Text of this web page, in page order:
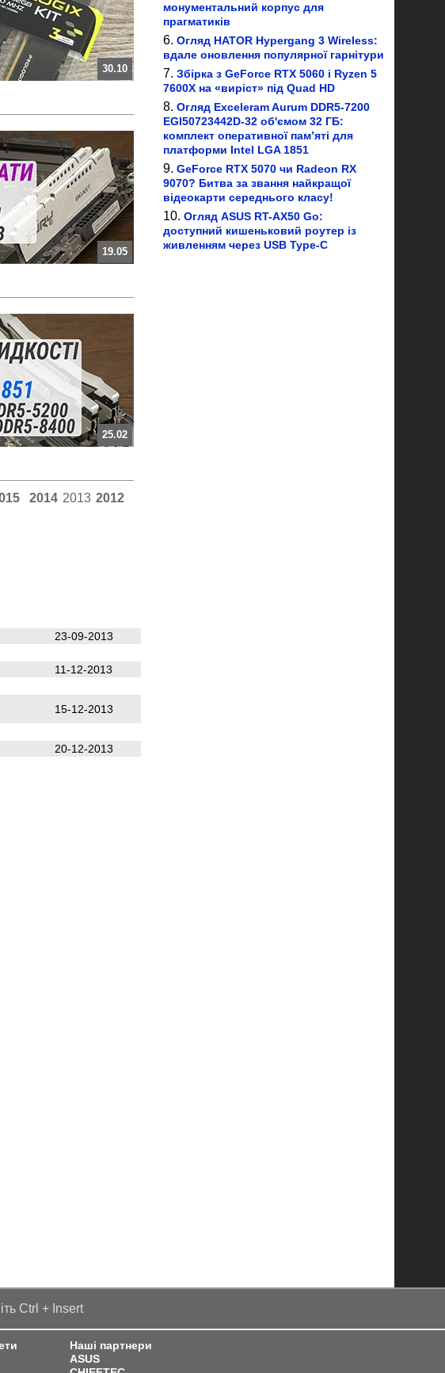
30.10
19.05
25.02
2014 2013 2012
23-09-2013
11-12-2013
15-12-2013
20-12-2013
монументальний корпус для
прагматиків
Огляд HATOR Hypergang 3 Wireless:
вдале оновлення популярної гарнітури
Збірка з GeForce RTX 5060 і Ryzen 5
7600X на «виріст» під Quad HD
Огляд Exceleram Aurum DDR5-7200
EGI50723442D-32 об'ємом 32 ГБ:
комплект оперативної пам’яті для
платформи Intel LGA 1851
GeForce RTX 5070 чи Radeon RX
9070? Битва за звання найкращої
відеокарти середнього класу!
Огляд ASUS RT-AX50 Go:
доступний кишеньковий роутер із
живленням через USB Type-C
Ctrl + Insert
Наші партнери
ASUS